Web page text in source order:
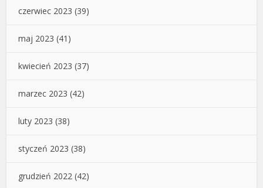
czerwiec 2023 (39)
maj 2023 (41)
kwiecień 2023 (37)
marzec 2023 (42)
luty 2023 (38)
styczeń 2023 (38)
grudzień 2022 (42)